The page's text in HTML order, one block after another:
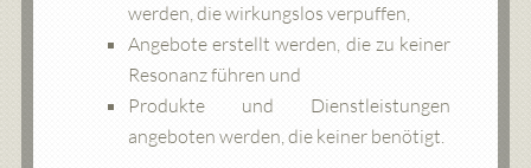
werden, die wirkungslos verpuffen,
Angebote erstellt werden, die zu keiner
Resonanz führen und
Produkte und Dienstleistungen
angeboten werden, die keiner benötigt.